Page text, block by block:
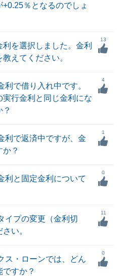
％となるのでしょ
利を選択しました。金利
えてください。
13
利で借り入れ中です。
行金利と同じ金利にな
4
利で返済中ですが、金
？
1
利と固定金利について
0
イプの変更（金利切
い。
11
ス・ローンでは、どん
すか？
0